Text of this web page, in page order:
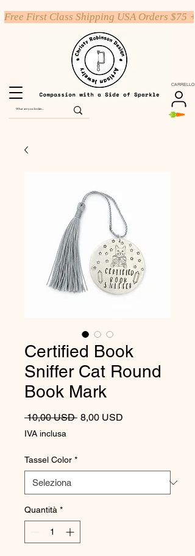
CARRELLO
Free First Class Shipping USA Orders $75 +
Certified Book
Sniffer Cat Round
Book Mark
10,00 USD Prezzo regolare
8,00 USD
IVA inclusa
Tassel Color *
Quantità *